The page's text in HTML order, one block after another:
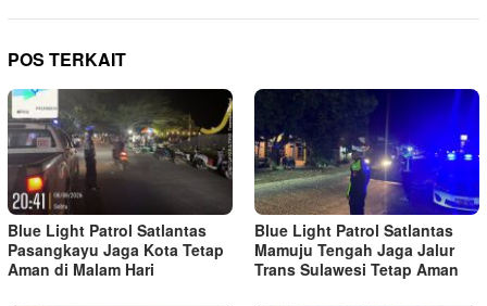
POS TERKAIT
Blue Light Patrol Satlantas
Pasangkayu Jaga Kota Tetap
Aman di Malam Hari
Blue Light Patrol Satlantas
Mamuju Tengah Jaga Jalur
Trans Sulawesi Tetap Aman